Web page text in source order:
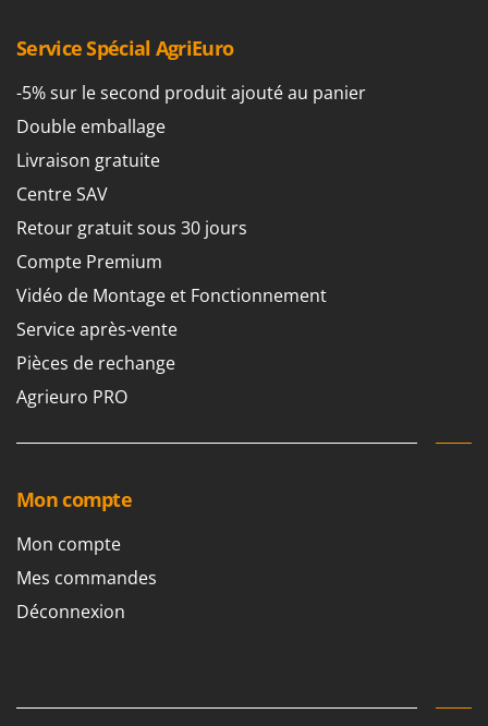
Service Spécial AgriEuro
-5% sur le second produit ajouté au panier
Double emballage
Livraison gratuite
Centre SAV
Retour gratuit sous 30 jours
Compte Premium
Vidéo de Montage et Fonctionnement
Service après-vente
Pièces de rechange
Agrieuro PRO
Mon compte
Mon compte
Mes commandes
Déconnexion